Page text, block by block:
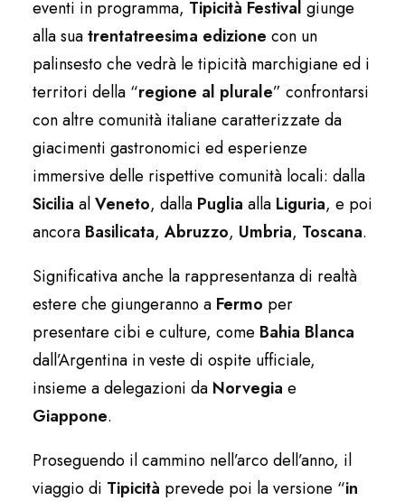
eventi in programma, Tipicità Festival giunge
alla suatrentatreesima edizione con un
palinsesto che vedrà le tipicità marchigiane ed i
territori della “regione al plurale” confrontarsi
con altre comunità italiane caratterizzate da
giacimenti gastronomici ed esperienze
immersive delle rispettive comunità locali: dalla
Sicilia alVeneto, dalla Puglia alla Liguria, e poi
ancora Basilicata, Abruzzo, Umbria, Toscana.
Significativa anche la rappresentanza di realtà
estere che giungeranno a Fermo per
presentare cibi e culture, come Bahia Blanca
dall’Argentina in veste di ospite ufficiale,
insieme a delegazioni da Norvegia e
Giappone.
Proseguendo il cammino nell’arco dell’anno, il
viaggio di Tipicità prevede poi la versione “in